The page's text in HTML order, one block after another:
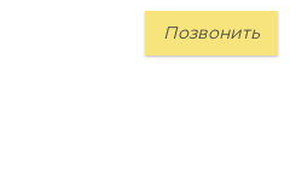
Позвонить